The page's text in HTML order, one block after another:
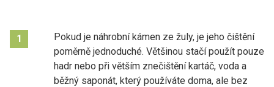
1
Pokud je náhrobní kámen ze žuly, je jeho čištění
poměrně jednoduché. Většinou stačí použít pouze
hadr nebo při větším znečištění kartáč, voda a
běžný saponát, který používáte doma, ale bez